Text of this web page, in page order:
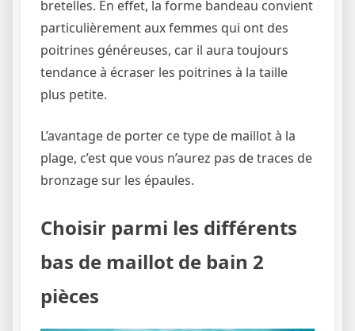
bretelles. En effet, la forme bandeau convient
particulièrement aux femmes qui ont des
poitrines généreuses, car il aura toujours
tendance à écraser les poitrines à la taille
plus petite.
L’avantage de porter ce type de maillot à la
plage, c’est que vous n’aurez pas de traces de
bronzage sur les épaules.
Choisir parmi les différents
bas de maillot de bain 2
pièces